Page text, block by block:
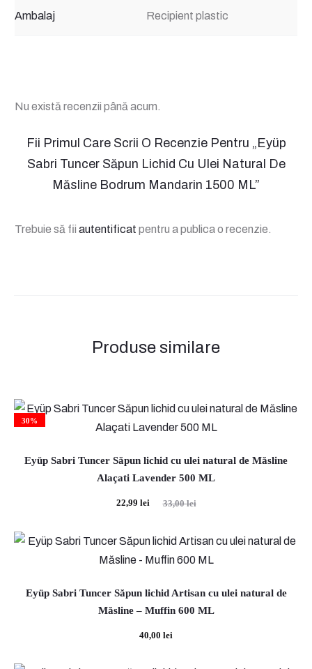
Ambalaj Recipient plastic
R
e
Nu există recenzii până acum.
Fii Primul Care Scrii O Recenzie Pentru „Eyüp
Sabri Tuncer Săpun Lichid Cu Ulei Natural De
Măsline Bodrum Mandarin 1500 ML”
Trebuie să fii autentificat pentru a publica o recenzie.
Produse similare
30%
Eyüp Sabri Tuncer Săpun lichid cu ulei natural de Măsline
Alaçati Lavender 500 ML
33,00lei
Prețul
a
fost:
22,99 lei
Prețul
este:
22,99 lei.
Eyüp Sabri Tuncer Săpun lichid Artisan cu ulei natural de
Măsline – Muffin 600 ML
40,00 lei